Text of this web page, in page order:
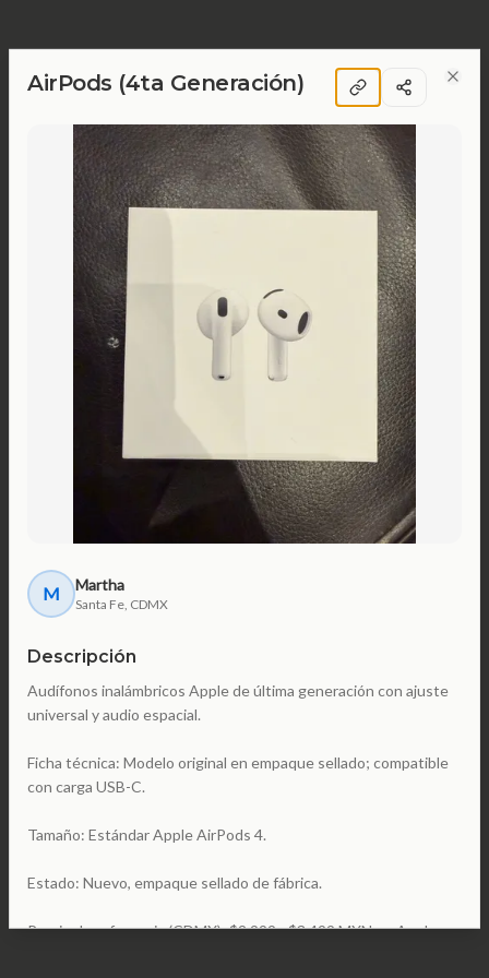
AirPods (4ta Generación)
M Martha
Santa Fe, CDMX
Descripción
Audífonos inalámbricos Apple de última generación con ajuste
universal y audio espacial.
Ficha técnica: Modelo original en empaque sellado; compatible
con carga USB-C.
Tamaño: Estándar Apple AirPods 4.
Estado: Nuevo, empaque sellado de fábrica.
Precio de referencia (CDMX): $2,999 - $3,499 MXN en Apple